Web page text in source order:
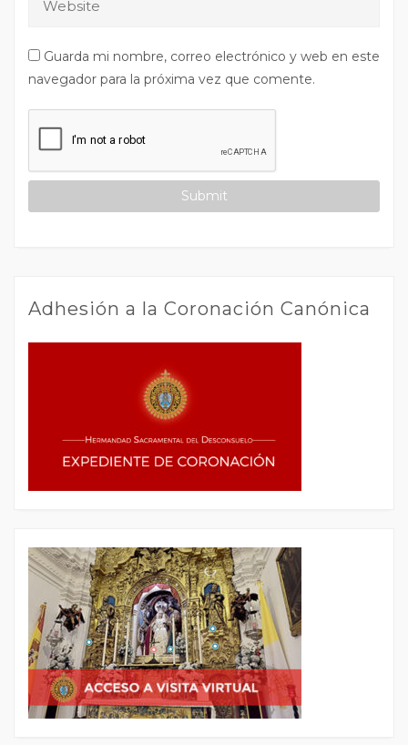
Guarda mi nombre, correo electrónico y web en este
navegador para la próxima vez que comente.
Adhesión a la Coronación Canónica